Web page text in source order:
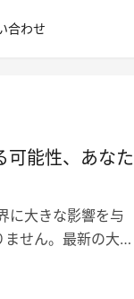
合わせ
可能性、あなた
に大きな影響を与
せん。最新の大手